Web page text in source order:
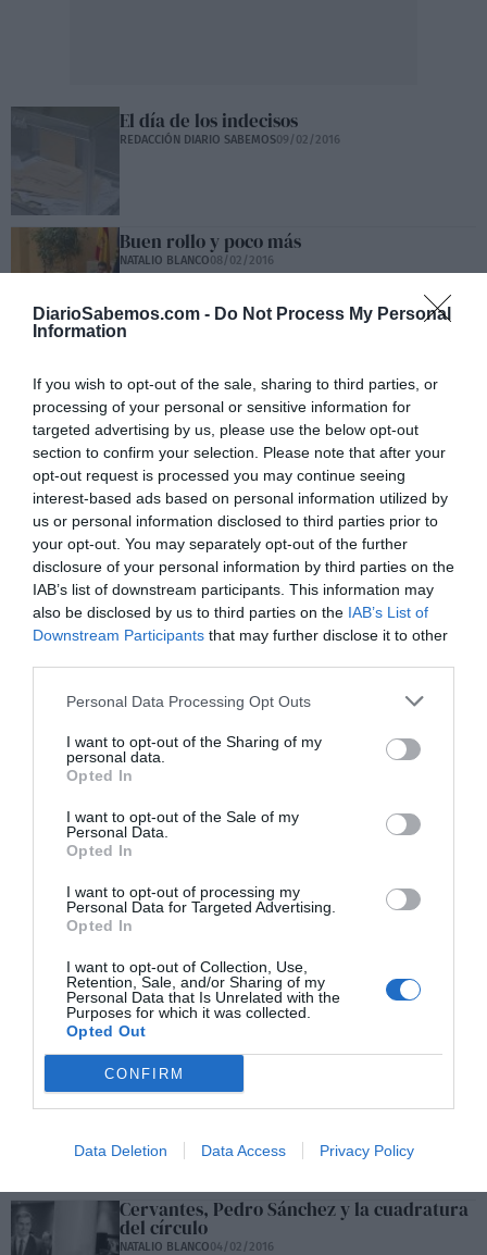
DiarioSabemos.com - Do Not Process My Personal
Information
If you wish to opt-out of the sale, sharing to third parties, or
processing of your personal or sensitive information for
targeted advertising by us, please use the below opt-out
section to confirm your selection. Please note that after your
opt-out request is processed you may continue seeing
interest-based ads based on personal information utilized by
us or personal information disclosed to third parties prior to
your opt-out. You may separately opt-out of the further
disclosure of your personal information by third parties on the
IAB’s list of downstream participants. This information may
also be disclosed by us to third parties on the IAB’s List of
Downstream Participants that may further disclose it to other
Personal Data Processing Opt Outs
I want to opt-out of the Sharing of my
personal data.
Opted In
I want to opt-out of the Sale of my
Personal Data.
Opted In
I want to opt-out of processing my
Personal Data for Targeted Advertising.
Opted In
I want to opt-out of Collection, Use,
Retention, Sale, and/or Sharing of my
Personal Data that Is Unrelated with the
Purposes for which it was collected.
Opted Out
CONFIRM
Data Deletion Data Access Privacy Policy
El día de los indecisos
REDACCIÓN DIARIO SABEMOS09/02/2016
Buen rollo y poco más
NATALIO BLANCO08/02/2016
REDACCIÓN DIARIO SABEMOS07/02/2016
Premios Goya 2016: El palmarés.
REDACCIÓN DIARIO SABEMOS07/02/2016
La infanta Cristina teme ser juzgada sin
garantías
REDACCIÓN DIARIO SABEMOS05/02/2016
El alcalde socialista de Punta Umbría
también dimite por el fraude de la
REDACCIÓN DIARIO SABEMOS 04/02/2016
Cervantes, Pedro Sánchez y la cuadratura
del círculo
NATALIO BLANCO04/02/2016